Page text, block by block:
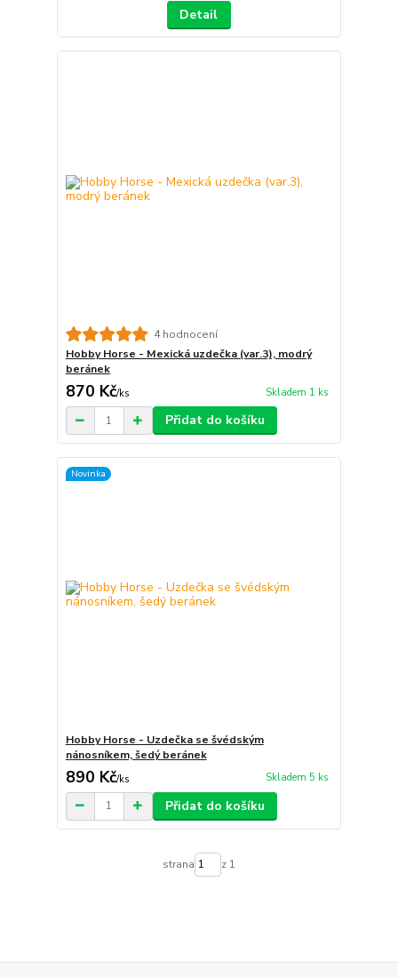
Detail
4 hodnocení
Hobby Horse - Mexická uzdečka (var.3), modrý
beránek
870 Kč/ks Skladem 1 ks
Přidat do košíku
Novinka
Hobby Horse - Uzdečka se švédským
nánosníkem, šedý beránek
890 Kč/ks Skladem 5 ks
Přidat do košíku
strana z 1